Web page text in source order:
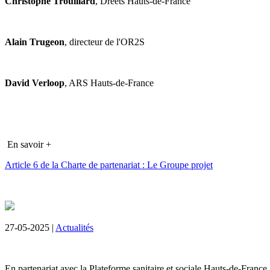
Alain Trugeon, directeur de l'OR2S
David Verloop, ARS Hauts-de-France
En savoir +
Article 6 de la Charte de partenariat : Le Groupe projet
27-05-2025 | Actualités